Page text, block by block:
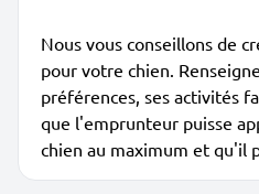
Nous vous conseillons de
pour votre chien.
préférences, ses activités
que l'emprunteur puisse
chien au maximum et qu'il